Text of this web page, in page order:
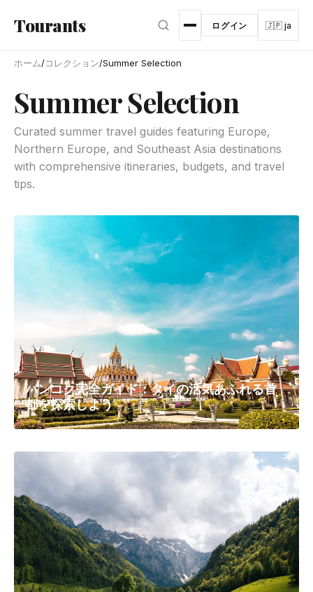
Tourants ログイン 🇯🇵 ja
ホーム/コレクション/Summer Selection
Summer Selection
Curated summer travel guides featuring Europe,
Northern Europe, and Southeast Asia destinations
with comprehensive itineraries, budgets, and travel
tips.
バンコク完全ガイド：タイの活気あふれる首
都を探索しよう